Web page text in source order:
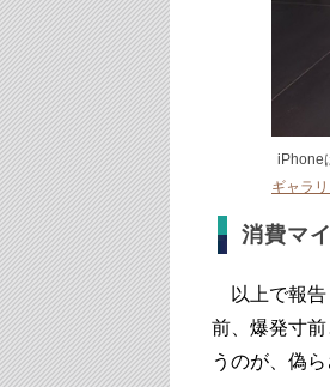
iPhone
ギャラ
消費マ
以上で報告
前、爆発寸
うのが、偽